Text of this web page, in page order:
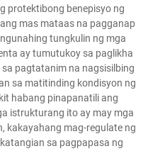
protektibong benepisyo ng
mas mataas na pagganap
tungkulin ng mga
ay tumutukoy sa paglikha
pagtatanim na nagsisilbing
sa matitinding kondisyon ng
habang pinapanatili ang
istrukturang ito ay may mga
kakayahang mag-regulate ng
sa pagpapasa ng